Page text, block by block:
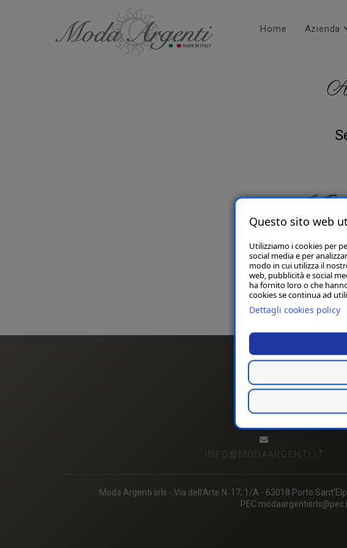
Home Azienda
Per maggiori
INFO@MODAARGENTI.IT
Moda Argenti srls - Via dell’Arte N. 17, 1/A - 63018 Porto
Questo sito web
Utilizziamo i cookies per
social media e per
modo in cui utilizza il
web, pubblicità e social
ha fornito loro o che
cookies se continua ad
Dettagli cookies policy